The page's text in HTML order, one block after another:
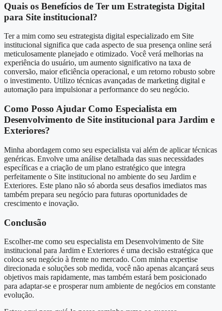
Quais os Benefícios de Ter um Estrategista Digital
para Site institucional?
Ter a mim como seu estrategista digital especializado em Site
institucional significa que cada aspecto de sua presença online será
meticulosamente planejado e otimizado. Você verá melhorias na
experiência do usuário, um aumento significativo na taxa de
conversão, maior eficiência operacional, e um retorno robusto sobre
o investimento. Utilizo técnicas avançadas de marketing digital e
automação para impulsionar a performance do seu negócio.
Como Posso Ajudar Como Especialista em
Desenvolvimento de Site institucional para Jardim e
Exteriores?
Minha abordagem como seu especialista vai além de aplicar técnicas
genéricas. Envolve uma análise detalhada das suas necessidades
específicas e a criação de um plano estratégico que integra
perfeitamente o Site institucional no ambiente do seu Jardim e
Exteriores. Este plano não só aborda seus desafios imediatos mas
também prepara seu negócio para futuras oportunidades de
crescimento e inovação.
Conclusão
Escolher-me como seu especialista em Desenvolvimento de Site
institucional para Jardim e Exteriores é uma decisão estratégica que
coloca seu negócio à frente no mercado. Com minha expertise
direcionada e soluções sob medida, você não apenas alcançará seus
objetivos mais rapidamente, mas também estará bem posicionado
para adaptar-se e prosperar num ambiente de negócios em constante
evolução.